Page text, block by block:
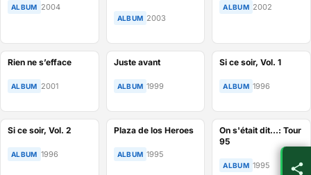
ALBUM 2004
ALBUM 2003
ALBUM 2002
Rien ne s’efface
ALBUM 2001
Juste avant
ALBUM 1999
Si ce soir, Vol. 1
ALBUM 1996
Si ce soir, Vol. 2
ALBUM 1996
Plaza de los Heroes
ALBUM 1995
On s'était dit...: Tour
95
ALBUM 1995